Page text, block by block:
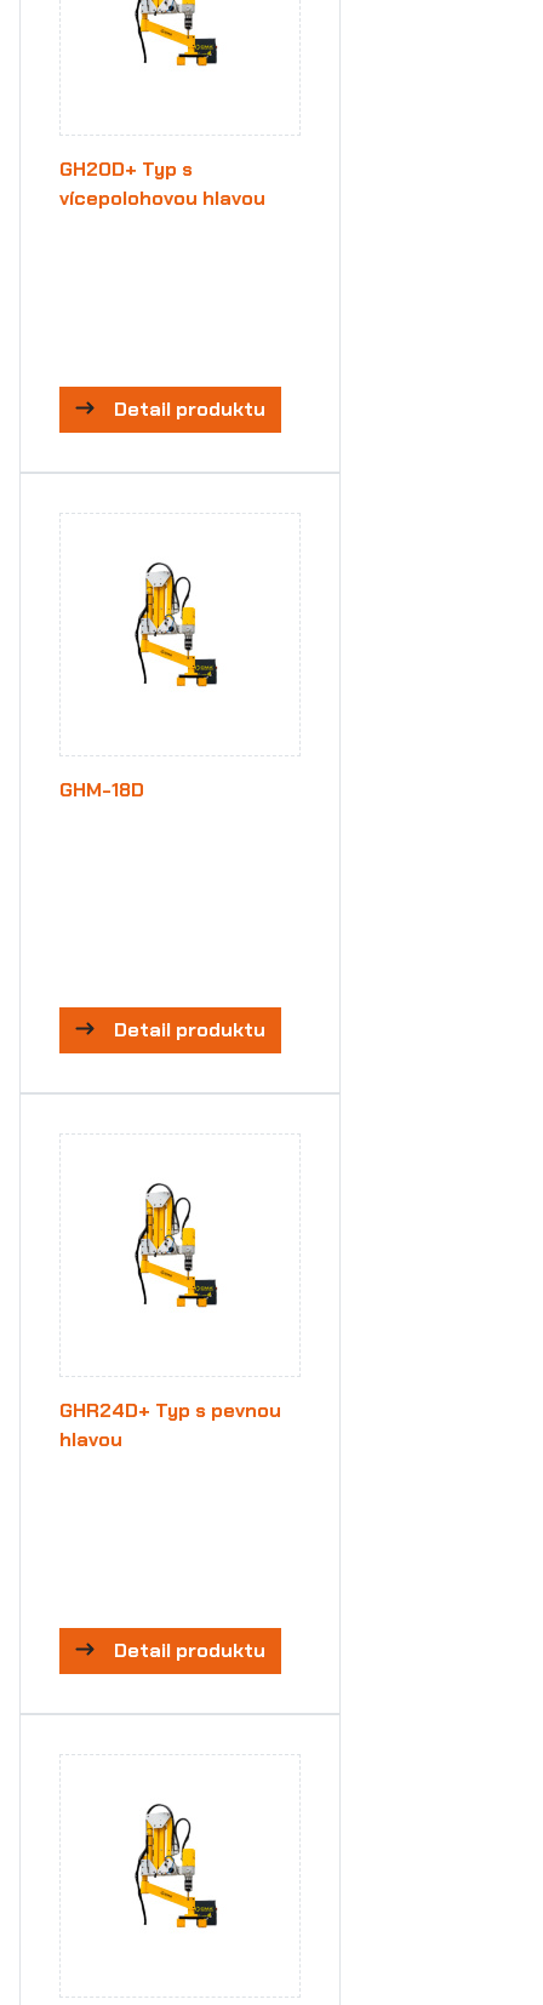
GH20D+ Typ s
vícepolohovou hlavou
Detail produktu
GHM-18D
Detail produktu
GHR24D+ Typ s pevnou
hlavou
Detail produktu